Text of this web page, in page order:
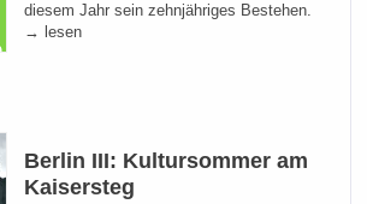
diesem Jahr sein zehnjähriges Bestehen.
→ lesen
Berlin III: Kultursommer am
Kaisersteg